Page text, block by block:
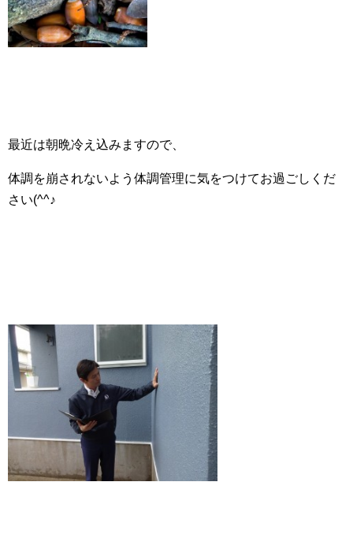
最近は朝晩冷え込みますので、
体調を崩されないよう体調管理に気をつけてお過ごしくだ
さい(^^♪